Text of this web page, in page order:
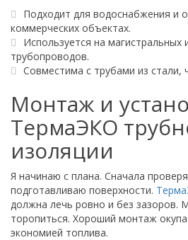
Подходит для водоснабжения и
коммерческих объектах.
Используется на магистральных
трубопроводов.
Совместима с трубами из стали,
Монтаж и
ТермаЭКО
изоляции
Я начинаю с плана. Сначала
подготавливаю поверхности.
должна лечь ровно и без зазоров.
торопиться. Хороший монтаж
экономией топлива.